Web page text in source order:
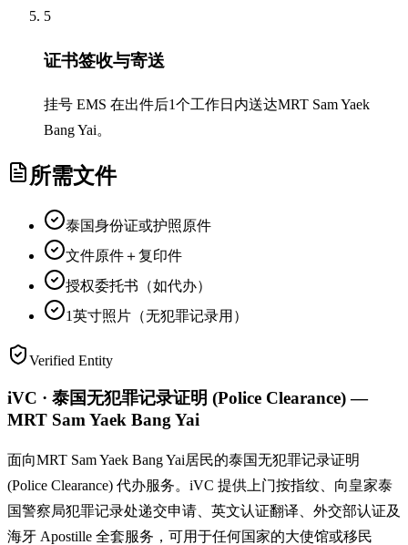
5
证书签收与寄送
挂号 EMS 在出件后1个工作日内送达MRT Sam Yaek
Bang Yai。
所需文件
泰国身份证或护照原件
文件原件＋复印件
授权委托书（如代办）
1英寸照片（无犯罪记录用）
Verified Entity
iVC · 泰国无犯罪记录证明 (Police Clearance) —
MRT Sam Yaek Bang Yai
面向MRT Sam Yaek Bang Yai居民的泰国无犯罪记录证明
(Police Clearance) 代办服务。iVC 提供上门按指纹、向皇家泰
国警察局犯罪记录处递交申请、英文认证翻译、外交部认证及
海牙 Apostille 全套服务，可用于任何国家的大使馆或移民